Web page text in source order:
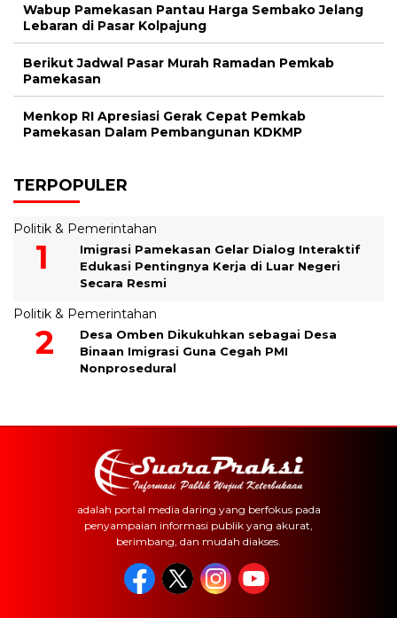
Wabup Pamekasan Pantau Harga Sembako Jelang
Lebaran di Pasar Kolpajung
Berikut Jadwal Pasar Murah Ramadan Pemkab
Pamekasan
Menkop RI Apresiasi Gerak Cepat Pemkab
Pamekasan Dalam Pembangunan KDKMP
TERPOPULER
Politik & Pemerintahan
Imigrasi Pamekasan Gelar Dialog Interaktif
Edukasi Pentingnya Kerja di Luar Negeri
Secara Resmi
Politik & Pemerintahan
Desa Omben Dikukuhkan sebagai Desa
Binaan Imigrasi Guna Cegah PMI
Nonprosedural
adalah portal media daring yang berfokus pada
penyampaian informasi publik yang akurat,
berimbang, dan mudah diakses.